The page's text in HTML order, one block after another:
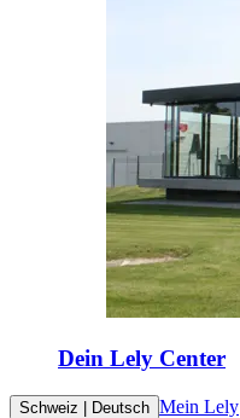
Dein Lely Center
Schweiz | Deutsch Mein Lely